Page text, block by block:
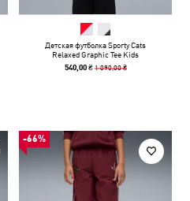
Детская футболка Sporty Cats
Relaxed Graphic Tee Kids
540,00 ₴ 1 090,00 ₴
-66%